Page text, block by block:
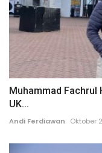
Muhammad Fachrul
UK...
Andi Ferdiawan Oktober